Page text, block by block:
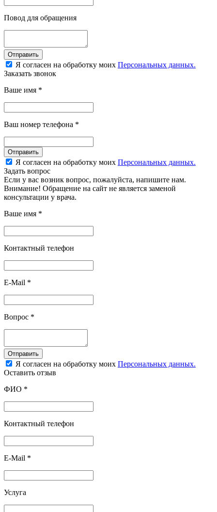
Повод для обращения
Отправить
Я согласен на обработку моих Персональных данных.
Заказать звонок
Ваше имя *
Ваш номер телефона *
Отправить
Я согласен на обработку моих Персональных данных.
Задать вопрос
Если у вас возник вопрос, пожалуйста, напишите нам.
Внимание! Обращение на сайт не является заменой
консультации у врача.
Ваше имя *
Контактный телефон
E-Mail *
Вопрос *
Отправить
Я согласен на обработку моих Персональных данных.
Оставить отзыв
ФИО *
Контактный телефон
E-Mail *
Услуга